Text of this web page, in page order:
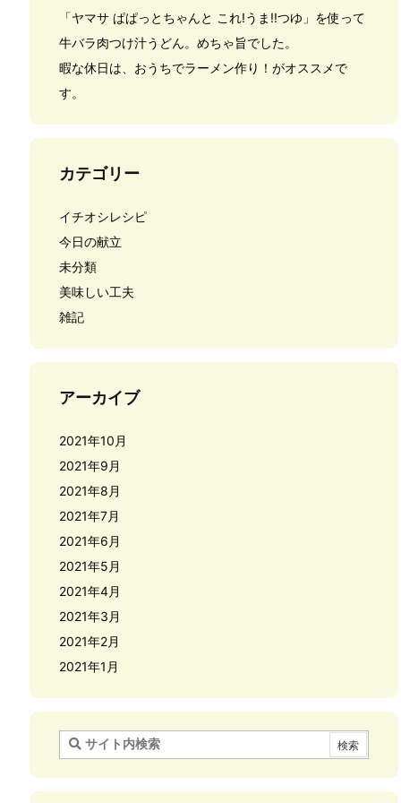
「ヤマサ ぱぱっとちゃんと これ!うま!!つゆ」を使って
牛バラ肉つけ汁うどん。めちゃ旨でした。
暇な休日は、おうちでラーメン作り！がオススメで
す。
カテゴリー
イチオシレシピ
今日の献立
未分類
美味しい工夫
雑記
アーカイブ
2021年10月
2021年9月
2021年8月
2021年7月
2021年6月
2021年5月
2021年4月
2021年3月
2021年2月
2021年1月